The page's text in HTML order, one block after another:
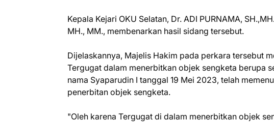
Kepala Kejari OKU Selatan, Dr. ADI PURNAMA,
MH., MM., membenarkan hasil sidang tersebut.
Dijelaskannya, Majelis Hakim pada perkara tersebut
Tergugat dalam menerbitkan objek sengketa berupa
nama Syaparudin I tanggal 19 Mei 2023, telah
penerbitan objek sengketa.
"Oleh karena Tergugat di dalam menerbitkan objek